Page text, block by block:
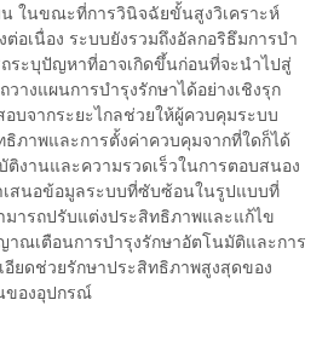
น ในขณะที่การวินิจฉัยขั้นสูงวิเคราะห์
อเนื่อง ระบบยังรวมถึงอัลกอริธึมการบำ
ระบุปัญหาที่อาจเกิดขึ้นก่อนที่จะนำไปสู่
างแผนการบำรุงรักษาได้อย่างเชิงรุก
บจากระยะไกลช่วยให้ผู้ควบคุมระบบ
ภาพและการตั้งค่าควบคุมจากที่ใดก็ได้
งานและความรวดเร็วในการตอบสนอง
เสนอข้อมูลระบบที่ซับซ้อนในรูปแบบที่
มารถปรับแต่งประสิทธิภาพและแก้ไข
ณเตือนการบำรุงรักษาอัตโนมัติและการ
ยดช่วยรักษาประสิทธิภาพสูงสุดของ
ของอุปกรณ์